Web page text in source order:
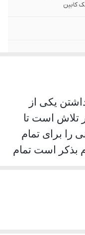
یکی از
تلاش است تا
را برای تمام
بذکر است تمام
فوق را با نام